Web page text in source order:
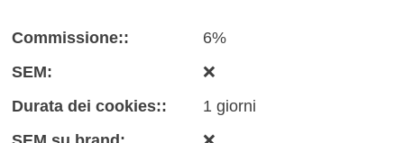
Commissione::
6%
SEM:
❌
Durata dei cookies::
1 giorni